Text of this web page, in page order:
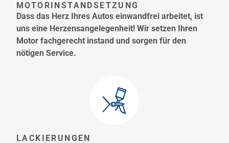
MOTORINSTANDSETZUNG
Dass das Herz Ihres Autos einwandfrei arbeitet, ist
uns eine Herzensangelegenheit! Wir setzen Ihren
Motor fachgerecht instand und sorgen für den
nötigen Service.
LACKIERUNGEN